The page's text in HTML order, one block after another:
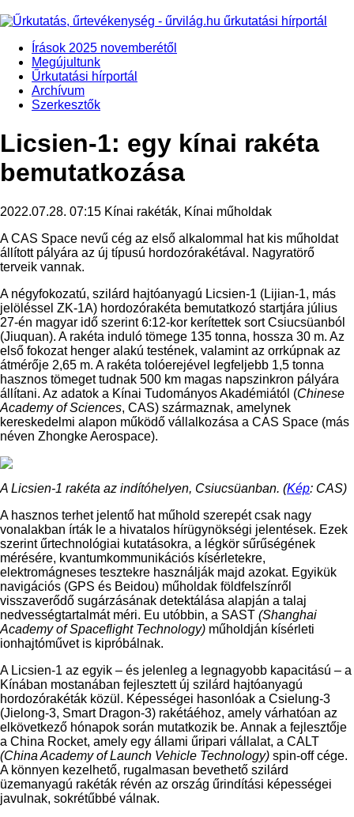
Írások 2025 novemberétől
Megújultunk
Űrkutatási hírportál
Archívum
Szerkesztők
Licsien-1: egy kínai rakéta
bemutatkozása
2022.07.28. 07:15 Kínai rakéták, Kínai műholdak
A CAS Space nevű cég az első alkalommal hat kis műholdat
állított pályára az új típusú hordozórakétával. Nagyratörő
terveik vannak.
A négyfokozatú, szilárd hajtóanyagú Licsien-1 (Lijian-1, más
jelöléssel ZK-1A) hordozórakéta bemutatkozó startjára július
27-én magyar idő szerint 6:12-kor kerítettek sort Csiucsüanból
(Jiuquan). A rakéta induló tömege 135 tonna, hossza 30 m. Az
első fokozat henger alakú testének, valamint az orrkúpnak az
átmérője 2,65 m. A rakéta tolóerejével legfeljebb 1,5 tonna
hasznos tömeget tudnak 500 km magas napszinkron pályára
állítani. Az adatok a Kínai Tudományos Akadémiától (Chinese
Academy of Sciences, CAS) származnak, amelynek
kereskedelmi alapon működő vállalkozása a CAS Space (más
néven Zhongke Aerospace).
A Licsien-1 rakéta az indítóhelyen, Csiucsüanban. (Kép: CAS)
A hasznos terhet jelentő hat műhold szerepét csak nagy
vonalakban írták le a hivatalos hírügynökségi jelentések. Ezek
szerint űrtechnológiai kutatásokra, a légkör sűrűségének
mérésére, kvantumkommunikációs kísérletekre,
elektromágneses tesztekre használják majd azokat. Egyikük
navigációs (GPS és Beidou) műholdak földfelszínről
visszaverődő sugárzásának detektálása alapján a talaj
nedvességtartalmát méri. Eu utóbbin, a SAST (Shanghai
Academy of Spaceflight Technology) műholdján kísérleti
ionhajtóművet is kipróbálnak.
A Licsien-1 az egyik – és jelenleg a legnagyobb kapacitású – a
Kínában mostanában fejlesztett új szilárd hajtóanyagú
hordozórakéták közül. Képességei hasonlóak a Csielung-3
(Jielong-3, Smart Dragon-3) rakétáéhoz, amely várhatóan az
elkövetkező hónapok során mutatkozik be. Annak a fejlesztője
a China Rocket, amely egy állami űripari vállalat, a CALT
(China Academy of Launch Vehicle Technology) spin-off cége.
A könnyen kezelhető, rugalmasan bevethető szilárd
üzemanyagú rakéták révén az ország űrindítási képességei
javulnak, sokrétűbbé válnak.